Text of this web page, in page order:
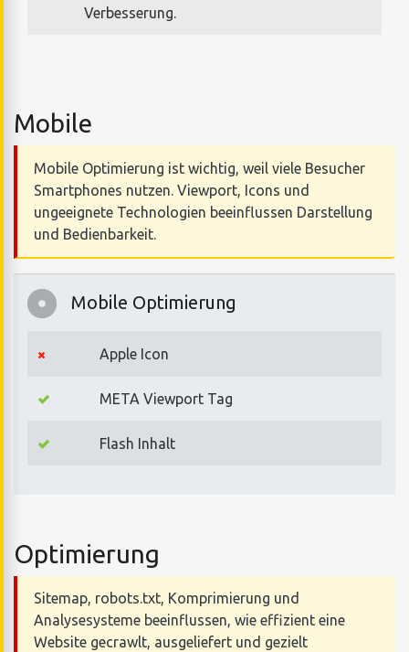
Verbesserung.
Mobile
Mobile Optimierung ist wichtig, weil viele Besucher
Smartphones nutzen. Viewport, Icons und
ungeeignete Technologien beeinflussen Darstellung
und Bedienbarkeit.
Mobile Optimierung
Apple Icon
META Viewport Tag
Flash Inhalt
Optimierung
Sitemap, robots.txt, Komprimierung und
Analysesysteme beeinflussen, wie effizient eine
Website gecrawlt, ausgeliefert und gezielt